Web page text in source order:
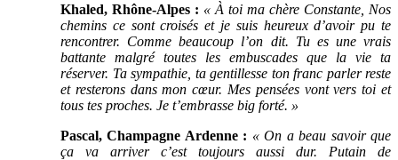
Khaled, Rhône-Alpes : « À toi ma chère Constante, Nos
chemins ce sont croisés et je suis heureux d’avoir pu te
rencontrer. Comme beaucoup l’on dit. Tu es une vrais
battante malgré toutes les embuscades que la vie ta
réserver. Ta sympathie, ta gentillesse ton franc parler reste
et resterons dans mon cœur. Mes pensées vont vers toi et
tous tes proches. Je t’embrasse big forté. »
Pascal, Champagne Ardenne : « On a beau savoir que
ça va arriver c’est toujours aussi dur. Putain de